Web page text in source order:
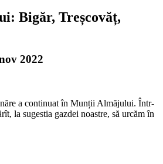
Bigăr, Treșcovăț,
2022
a continuat în Munții Almăjului. Într-
la sugestia gazdei noastre, să urcăm în